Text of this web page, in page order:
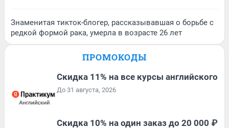
Знаменитая тикток-блогер, рассказывавшая о борьбе с
редкой формой рака, умерла в возрасте 26 лет
ПРОМОКОДЫ
Скидка 11% на все курсы английского
До 31 августа, 2026
Скидка 10% на один заказ до 20 000 ₽